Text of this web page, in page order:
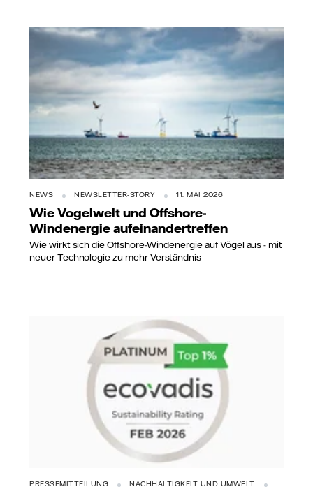
NEWS NEWSLETTER-STORY 11. MAI 2026
Wie Vogelwelt und Offshore-
Windenergie aufeinandertreffen
Wie wirkt sich die Offshore-Windenergie auf Vögel aus - mit
neuer Technologie zu mehr Verständnis
PRESSEMITTEILUNG
NACHHALTIGKEIT UND UMWELT